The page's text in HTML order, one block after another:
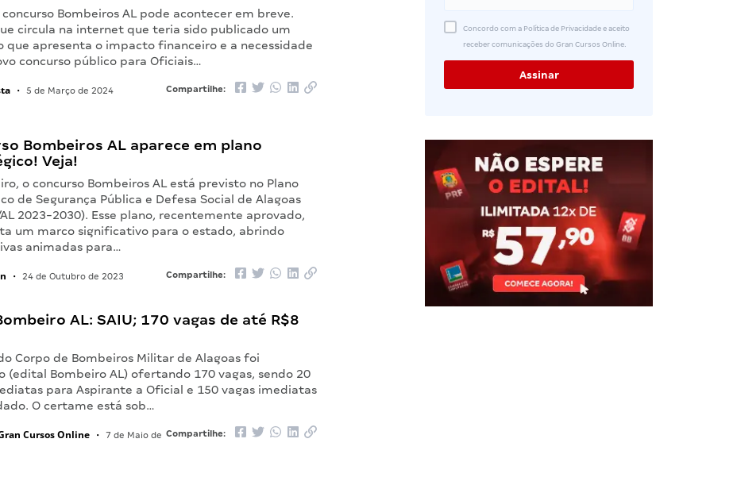
concurso Bombeiros AL pode acontecer em breve.
circula na internet que teria sido publicado um
que apresenta o impacto financeiro e a necessidade
concurso público para Oficiais…
• 5 de Março de 2024 Compartilhe:
Bombeiros AL aparece em plano
Veja!
o concurso Bombeiros AL está previsto no Plano
de Segurança Pública e Defesa Social de Alagoas
AL 2023-2030). Esse plano, recentemente aprovado,
um marco significativo para o estado, abrindo
animadas para…
• 24 de Outubro de 2023 Compartilhe:
AL: SAIU; 170 vagas de até R$8
Corpo de Bombeiros Militar de Alagoas foi
(edital Bombeiro AL) ofertando 170 vagas, sendo 20
para Aspirante a Oficial e 150 vagas imediatas
O certame está sob…
Cursos Online •
7 de Maio de Compartilhe:
Concordo com a Política de Privacidade e aceito
receber comunicações do Gran Cursos Online.